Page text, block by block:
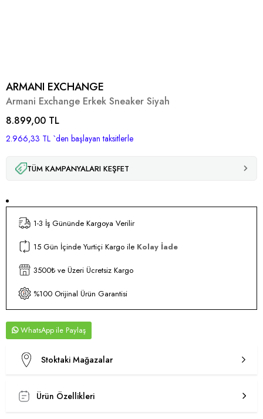
ARMANI EXCHANGE
Armani Exchange Erkek Sneaker Siyah
8.899,00 TL
2.966,33 TL `den başlayan taksitlerle
TÜM KAMPANYALARI KEŞFET
1-3 İş Gününde Kargoya Verilir
15 Gün İçinde Yurtiçi Kargo ile Kolay İade
3500₺ ve Üzeri Ücretsiz Kargo
%100 Orijinal Ürün Garantisi
WhatsApp
Stoktaki Mağazalar
Ürün Özellikleri